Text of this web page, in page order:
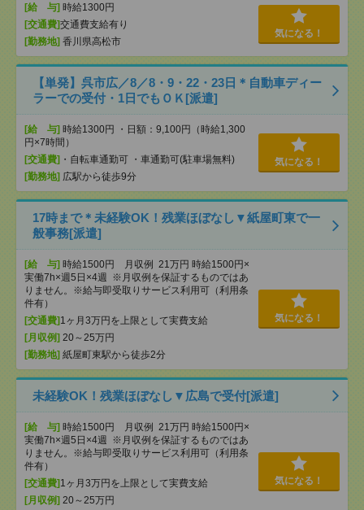
[給 与] 時給1300円
[交通費]交通費支給有り
[勤務地] 香川県高松市
気になる！
【単発】呉市広／8／8・9・22・23日＊自動車ディー
ラーでの受付・1日でもＯＫ[派遣]
[給 与] 時給1300円 ・日額：9,100円（時給1,300
円×7時間）
[交通費] ・自転車通勤可 ・車通勤可(駐車場無料)
[勤務地] 広駅から徒歩9分
気になる！
17時まで＊未経験OK！残業ほぼなし▼紙屋町東で一
般事務[派遣]
[給 与] 時給1500円 月収例 21万円 時給1500円×
実働7h×週5日×4週 ※月収例を保証するものではあ
りません。※給与即受取りサービス利用可（利用条
件有）
[交通費]1ヶ月3万円を上限として実費支給
[月収例] 20～25万円
[勤務地] 紙屋町東駅から徒歩2分
気になる！
未経験OK！残業ほぼなし▼広島で受付[派遣]
[給 与] 時給1500円 月収例 21万円 時給1500円×
実働7h×週5日×4週 ※月収例を保証するものではあ
りません。※給与即受取りサービス利用可（利用条
件有）
[交通費]1ヶ月3万円を上限として実費支給
[月収例] 20～25万円
気になる！